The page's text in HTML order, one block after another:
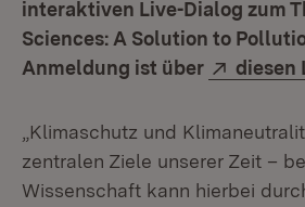
interaktiven Live-Dialog zum
Sciences: A Solution to
Anmeldung ist über
Extern:
diesen
„Klimaschutz und
zentralen Ziele unserer Zeit –
Wissenschaft kann hierbei